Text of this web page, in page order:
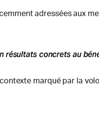
adressées aux
résultats concrets au
marqué par la